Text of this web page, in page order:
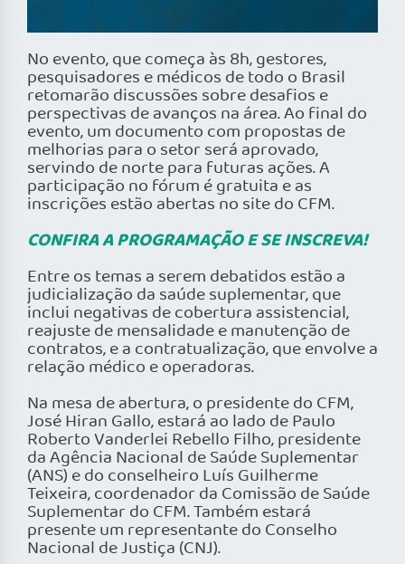
No evento, que começa às 8h, gestores,
pesquisadores e médicos de todo o Brasil
retomarão discussões sobre desafios e
perspectivas de avanços na área. Ao final do
evento, um documento com propostas de
melhorias para o setor será aprovado,
servindo de norte para futuras ações. A
participação no fórum é gratuita e as
inscrições estão abertas no site do CFM.
CONFIRA A PROGRAMAÇÃO E SE INSCREVA!
Entre os temas a serem debatidos estão a
judicialização da saúde suplementar, que
inclui negativas de cobertura assistencial,
reajuste de mensalidade e manutenção de
contratos, e a contratualização, que envolve a
relação médico e operadoras.
Na mesa de abertura, o presidente do CFM,
José Hiran Gallo, estará ao lado de Paulo
Roberto Vanderlei Rebello Filho, presidente
da Agência Nacional de Saúde Suplementar
(ANS) e do conselheiro Luís Guilherme
Teixeira, coordenador da Comissão de Saúde
Suplementar do CFM. Também estará
presente um representante do Conselho
Nacional de Justiça (CNJ).